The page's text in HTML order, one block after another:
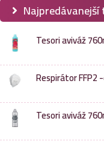
Tesori aviváž
Respirátor FFP2
Tesori aviváž